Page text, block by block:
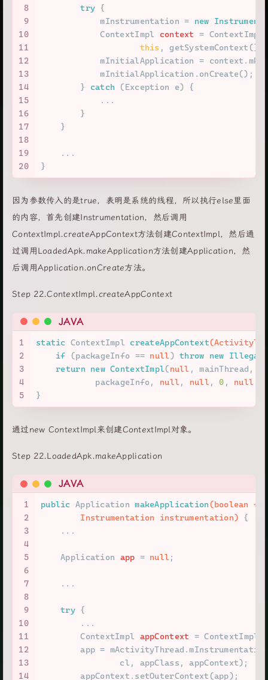
8
9
10
11
12
13
14
15
16
17
18
19
20
try {
            mInstrumentation =
new
ContextImpl
context =
this ,
mInitialApplication =
            mInitialApplication.onCreate();
        }
catch (Exception e) {
            ...
        }
    }
    ...
}
因为参数传入的是true，表明是系统的线程，所以执行else里面
的内容，首先创建Instrumentation，然后调用
ContextImpl.createAppContext方法创建ContextImpl，然后通
过调用LoadedApk.makeApplication方法创建Application，然
后调用Application.onCreate方法。
Step 22.ContextImpl.createAppContext
JAVA
1
2
3
4
5
static ContextImpl createAppContext
if (packageInfo == null) throw new
return new ContextImpl(null , mainThread,
            packageInfo,
null , null , 0 , null
}
通过new ContextImpl来创建ContextImpl对象。
Step 22.LoadedApk.makeApplication
JAVA
1
2
3
4
5
6
7
8
9
10
11
12
13
14
public Application makeApplication(boolean
        Instrumentation instrumentation)
{
    ...
Application app = null ;
    ...
try {
        ...
ContextImpl appContext =
app =
                cl, appClass, appContext);
        appContext.setOuterContext(app);